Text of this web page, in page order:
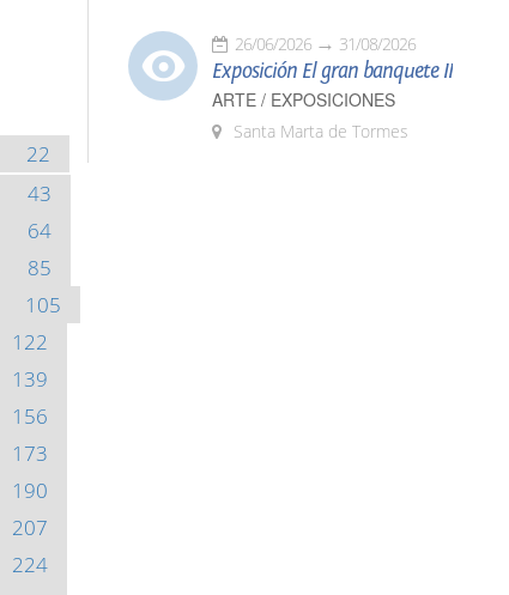
22
43
64
85
105
122
139
156
173
190
207
224
26/06/2026 31/08/2026
Exposición El gran banquete II
ARTE / EXPOSICIONES
Santa Marta de Tormes